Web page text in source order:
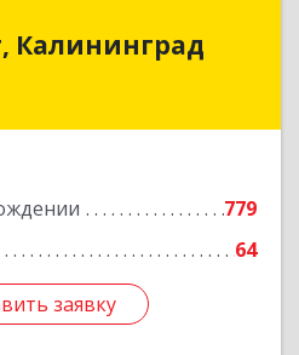
Калининград
779
64
заявку
Калининград
обл, Калининград г,
заявку